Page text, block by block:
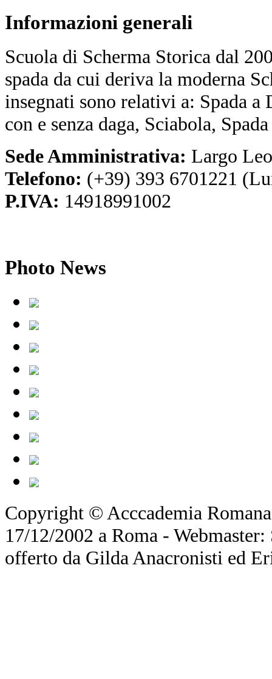
Informazioni generali
Scuola di Scherma Storica dal
spada da cui deriva la moderna
insegnati sono relativi a: Spada a
con e senza daga, Sciabola,
Sede Amministrativa: Largo
Telefono: (+39) 393 6701221
P.IVA: 14918991002
Photo News
Copyright © Acccademia
17/12/2002 a Roma -
offerto da Gilda Anacronisti ed